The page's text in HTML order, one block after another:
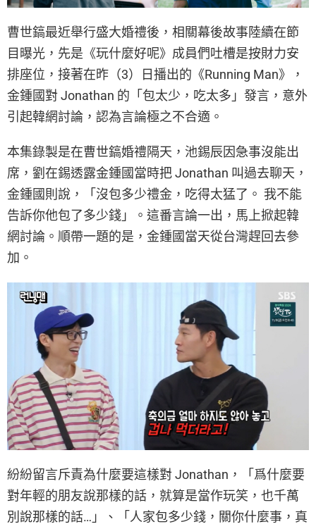
曹世鎬最近舉行盛大婚禮後，相關幕後故事陸續在節
目曝光，先是《玩什麼好呢》成員們吐槽是按財力安
排座位，接著在昨（3）日播出的《Running Man》，
金鍾國對 Jonathan 的「包太少，吃太多」發言，意外
引起韓網討論，認為言論極之不合適。
本集錄製是在曹世鎬婚禮隔天，池錫辰因急事沒能出
席，劉在錫透露金鍾國當時把 Jonathan 叫過去聊天，
金鍾國則說，「沒包多少禮金，吃得太猛了。 我不能
告訴你他包了多少錢」。這番言論一出，馬上掀起韓
網討論。順帶一題的是，金鍾國當天從台灣趕回去參
加。
紛紛留言斥責為什麼要這樣對 Jonathan，「爲什麼要
對年輕的朋友說那樣的話，就算是當作玩笑，也千萬
別說那樣的話…」、「人家包多少錢，關你什麼事，真